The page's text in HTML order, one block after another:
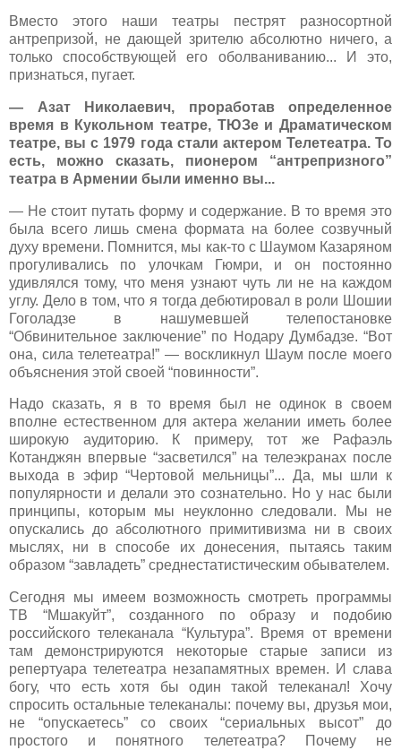
Вместо этого наши театры пестрят разносортной
антрепризой, не дающей зрителю абсолютно ничего, а
только способствующей его оболваниванию... И это,
признаться, пугает.
— Азат Николаевич, проработав определенное
время в Кукольном театре, ТЮЗе и Драматическом
театре, вы с 1979 года стали актером Телетеатра. То
есть, можно сказать, пионером “антрепризного”
театра в Армении были именно вы...
— Не стоит путать форму и содержание. В то время это
была всего лишь смена формата на более созвучный
духу времени. Помнится, мы как-то с Шаумом Казаряном
прогуливались по улочкам Гюмри, и он постоянно
удивлялся тому, что меня узнают чуть ли не на каждом
углу. Дело в том, что я тогда дебютировал в роли Шошии
Гоголадзе в нашумевшей телепостановке
“Обвинительное заключение” по Нодару Думбадзе. “Вот
она, сила телетеатра!” — воскликнул Шаум после моего
объяснения этой своей “повинности”.
Надо сказать, я в то время был не одинок в своем
вполне естественном для актера желании иметь более
широкую аудиторию. К примеру, тот же Рафаэль
Котанджян впервые “засветился” на телеэкранах после
выхода в эфир “Чертовой мельницы”... Да, мы шли к
популярности и делали это сознательно. Но у нас были
принципы, которым мы неуклонно следовали. Мы не
опускались до абсолютного примитивизма ни в своих
мыслях, ни в способе их донесения, пытаясь таким
образом “завладеть” среднестатистическим обывателем.
Сегодня мы имеем возможность смотреть программы
ТВ “Мшакуйт”, созданного по образу и подобию
российского телеканала “Культура”. Время от времени
там демонстрируются некоторые старые записи из
репертуара телетеатра незапамятных времен. И слава
богу, что есть хотя бы один такой телеканал! Хочу
спросить остальные телеканалы: почему вы, друзья мои,
не “опускаетесь” со своих “сериальных высот” до
простого и понятного телетеатра? Почему не